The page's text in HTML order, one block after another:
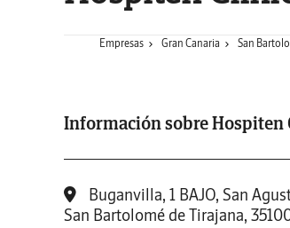
Empresas Gran Canaria San
Información sobre Hospiten
Buganvilla, 1 BAJO, San
San Bartolomé de Tirajana,